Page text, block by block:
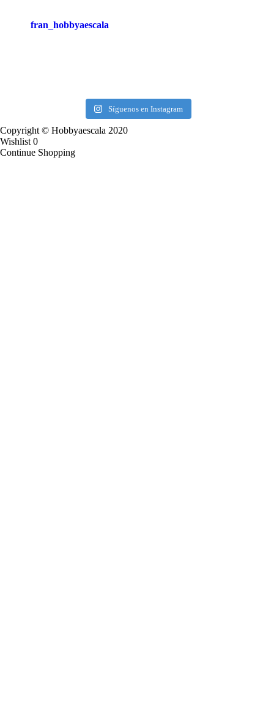
fran_hobbyaescala
Síguenos en Instagram
Copyright © Hobbyaescala 2020
Wishlist 0
Continue Shopping